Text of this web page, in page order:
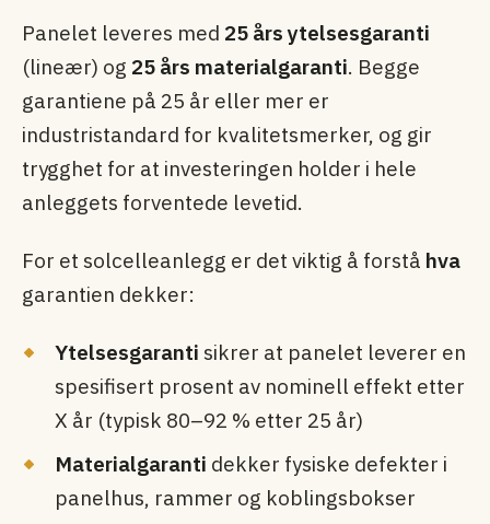
Panelet leveres med 25 års ytelsesgaranti
(lineær) og 25 års materialgaranti. Begge
garantiene på 25 år eller mer er
industristandard for kvalitetsmerker, og gir
trygghet for at investeringen holder i hele
anleggets forventede levetid.
For et solcelleanlegg er det viktig å forstå hva
garantien dekker:
Ytelsesgaranti sikrer at panelet leverer en
spesifisert prosent av nominell effekt etter
X år (typisk 80–92 % etter 25 år)
Materialgaranti dekker fysiske defekter i
panelhus, rammer og koblingsbokser